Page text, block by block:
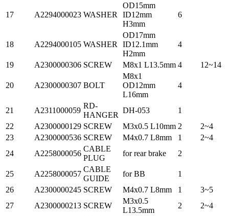
17 A2294000023 WASHER
OD15mm
ID12mm
H3mm
6
18 A2294000105 WASHER
OD17mm
ID12.1mm
H2mm
4
19 A2300000306 SCREW M8x1 L13.5mm 4 12~14
20 A2300000307 BOLT
M8x1
OD12mm
L16mm
4
21 A2311000059
RD-
HANGER
DH-053
1
22
A2300000129 SCREW M3x0.5 L10mm 2
2~4
23
A2300000536 SCREW M4x0.7 L8mm 1
2~4
24
A2258000056
CABLE
PLUG
for rear brake 2
25 A2258000057
CABLE
GUIDE
for BB
1
26
A2300000245 SCREW M4x0.7 L8mm 1
3~5
27
A2300000213 SCREW
M3x0.5
L13.5mm
2 2~4